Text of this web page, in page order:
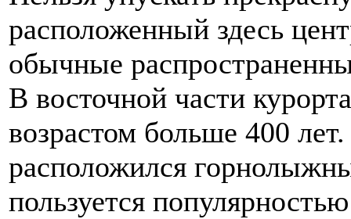
расположенный здесь
обычные
В восточной части
возрастом больше 400
расположился
пользуется